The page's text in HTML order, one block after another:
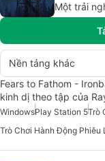
Một trải
Nền tảng khác
Fears to Fathom -
kinh dị theo tập của
WindowsPlay Station 5Trò
Trò Chơi Hành Động Phiêu